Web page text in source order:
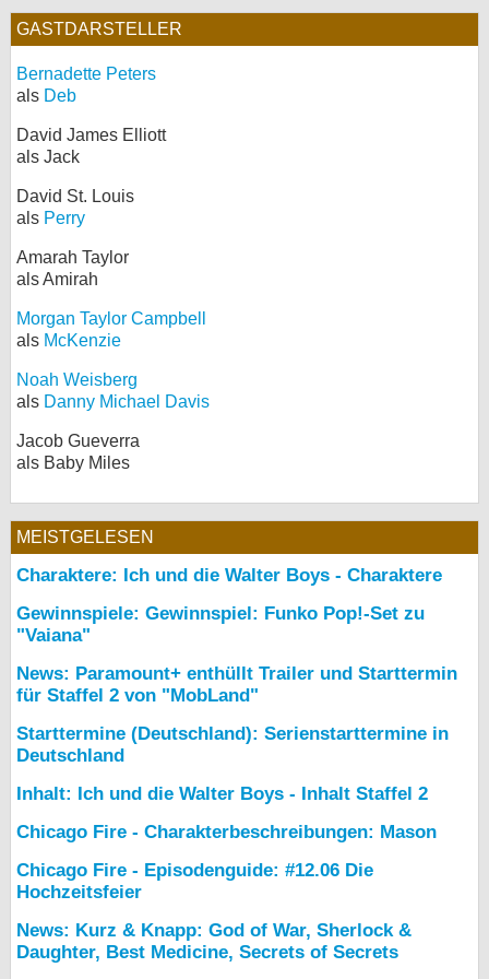
GASTDARSTELLER
Bernadette Peters
als Deb
David James Elliott
als Jack
David St. Louis
als Perry
Amarah Taylor
als Amirah
Morgan Taylor Campbell
als McKenzie
Noah Weisberg
als Danny Michael Davis
Jacob Gueverra
als Baby Miles
MEISTGELESEN
Charaktere: Ich und die Walter Boys - Charaktere
Gewinnspiele: Gewinnspiel: Funko Pop!-Set zu
"Vaiana"
News: Paramount+ enthüllt Trailer und Starttermin
für Staffel 2 von "MobLand"
Starttermine (Deutschland): Serienstarttermine in
Deutschland
Inhalt: Ich und die Walter Boys - Inhalt Staffel 2
Chicago Fire - Charakterbeschreibungen: Mason
Chicago Fire - Episodenguide: #12.06 Die
Hochzeitsfeier
News: Kurz & Knapp: God of War, Sherlock &
Daughter, Best Medicine, Secrets of Secrets